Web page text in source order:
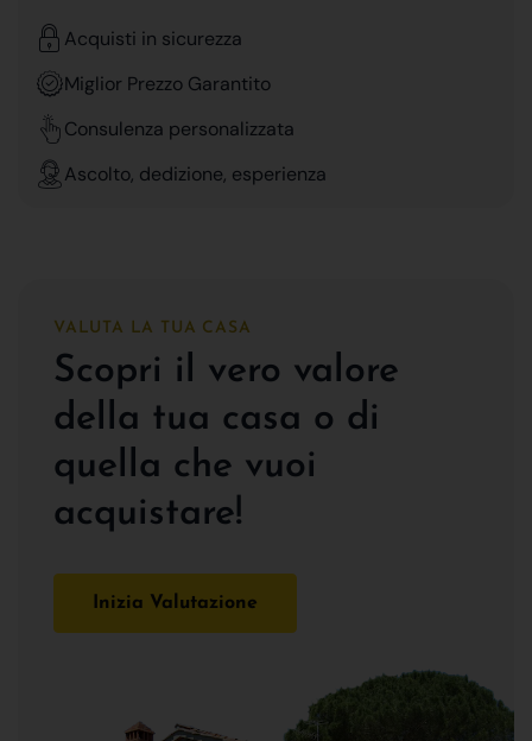
Acquisti in sicurezza
Miglior Prezzo Garantito
Consulenza personalizzata
Ascolto, dedizione, esperienza
VALUTA LA TUA CASA
Scopri il vero valore
della tua casa o di
quella che vuoi
acquistare!
Inizia Valutazione